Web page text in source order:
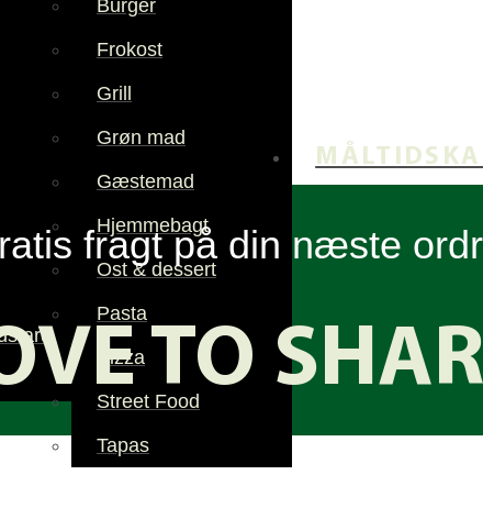
Burger
Frokost
Grill
Grøn mad
Gæstemad
Hjemmebagt
Ost & dessert
Pasta
Pizza
Street Food
Tapas
fragt på din næste
TO